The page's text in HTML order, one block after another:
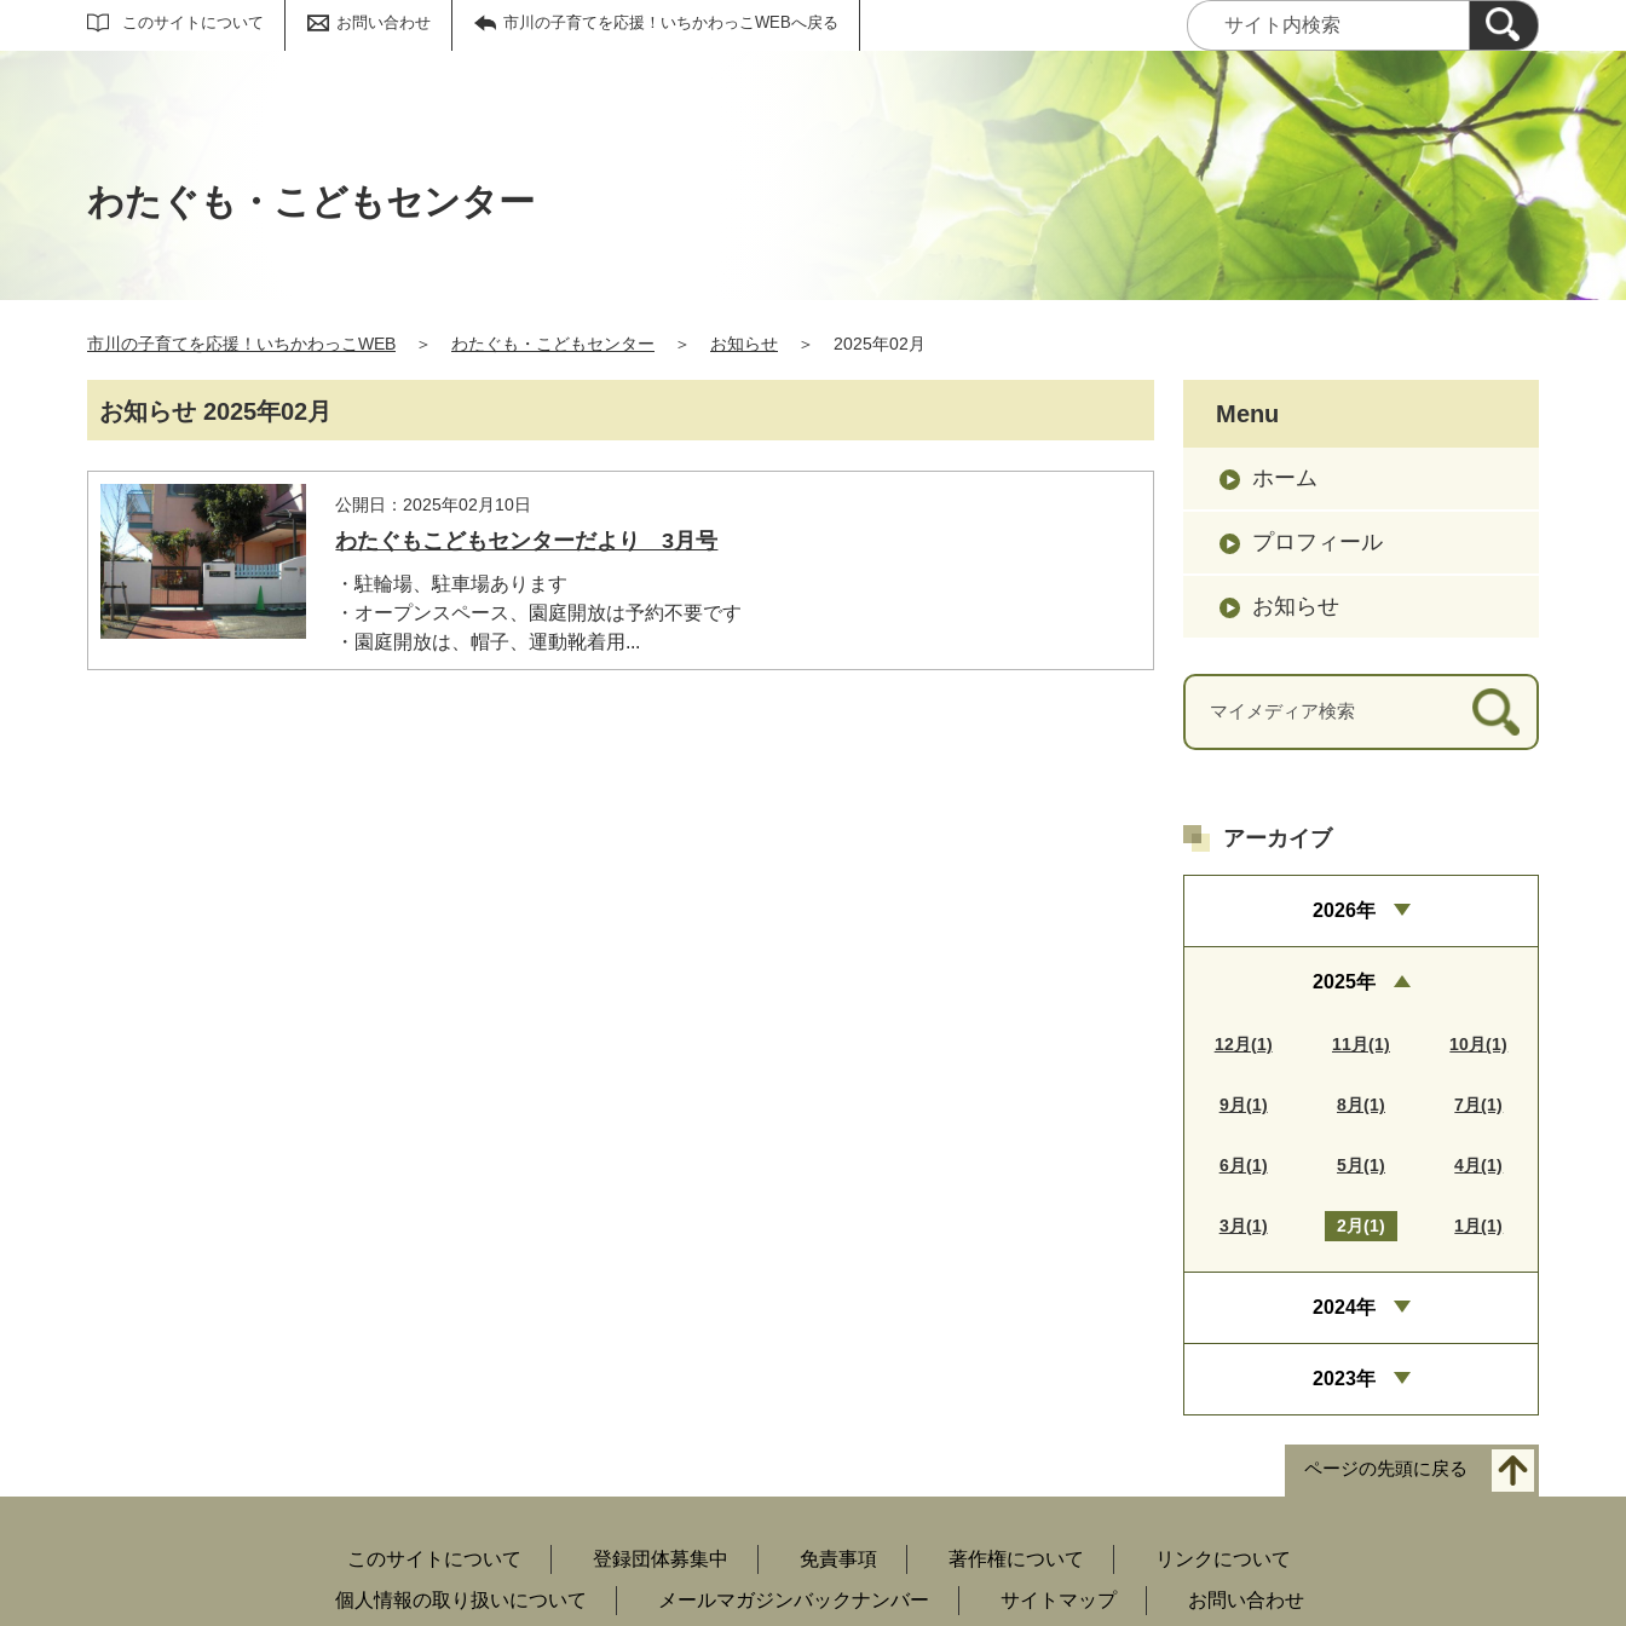
このサイトについて お問い合わせ 市川の子育てを応援！いちかわっこWEBへ戻る
サイト内検索
わたぐも・こどもセンター
市川の子育てを応援！いちかわっこWEB ＞ わたぐも・こどもセンター ＞ お知らせ ＞ 2025年02月
お知らせ 2025年02月
公開日：2025年02月10日
わたぐもこどもセンターだより 3月号
・駐輪場、駐車場あります
・オープンスペース、園庭開放は予約不要です
・園庭開放は、帽子、運動靴着用...
Menu
ホーム
プロフィール
お知らせ
アーカイブ
2026年
2025年
12月(1) 11月(1) 10月(1)
9月(1) 8月(1) 7月(1)
6月(1) 5月(1) 4月(1)
3月(1) 2月(1) 1月(1)
2024年
2023年
ページの先頭に戻る
このサイトについて 登録団体募集中 免責事項 著作権について
リンクについて
個人情報の取り扱いについて
メールマガジンバックナンバー サイトマップ お問い合わせ